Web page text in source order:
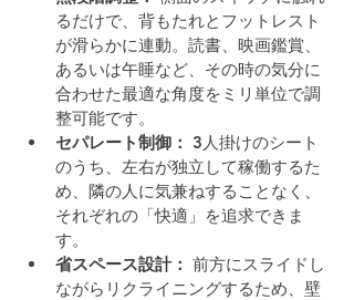
るだけで、背もたれとフットレスト
が滑らかに連動。読書、映画鑑賞、
あるいは午睡など、その時の気分に
合わせた最適な角度をミリ単位で調
整可能です。
セパレート制御： 3人掛けのシート
のうち、左右が独立して稼働するた
め、隣の人に気兼ねすることなく、
それぞれの「快適」を追求できま
す。
省スペース設計： 前方にスライドし
ながらリクライニングするため、壁